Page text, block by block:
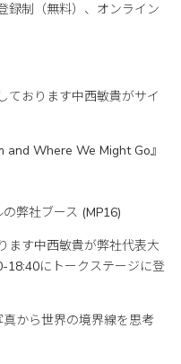
録制（無料）、オンライン
ております中西敏貴がサイ
Where We Might Go』
弊社ブース (MP16)
ます中西敏貴が弊社代表大
18:40にトークステージに登
から世界の境界線を思考